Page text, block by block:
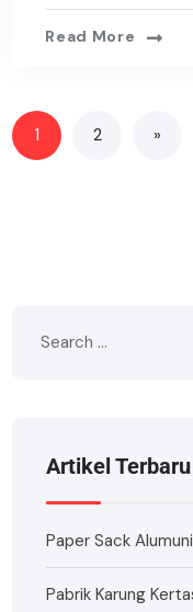
Read More
1 2 »
Artikel Terbaru
Paper Sack
Pabrik Karung